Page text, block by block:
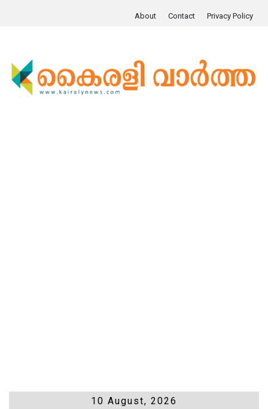
About Contact Privacy Policy
10 August, 2026